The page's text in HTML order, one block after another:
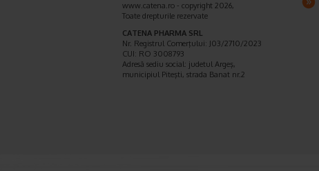
www.catena.ro - copyright 2026,
Toate drepturile rezervate
CATENA PHARMA SRL
Nr. Registrul Comerţului: J03/2710/2023
CUI: RO 3008793
Adresă sediu social: judetul Argeş,
municipiul Piteşti, strada Banat nr.2